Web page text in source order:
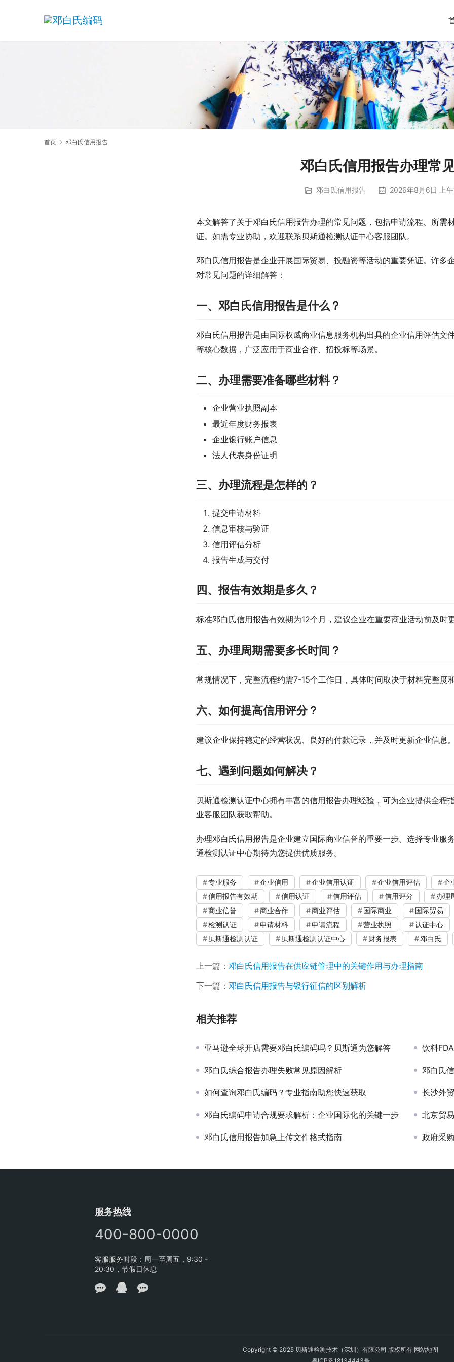
首页 邓白氏信用报告
邓白氏信用报告办理常
邓白氏信用报告 2026年8月6日 上
本文解答了关于邓白氏信用报告办理的常见问题，包括申请流程、所需
证。如需专业协助，欢迎联系贝斯通检测认证中心客服团队。
邓白氏信用报告是企业开展国际贸易、投融资等活动的重要凭证。许多
对常见问题的详细解答：
一、邓白氏信用报告是什么？
邓白氏信用报告是由国际权威商业信息服务机构出具的企业信用评估文
等核心数据，广泛应用于商业合作、招投标等场景。
二、办理需要准备哪些材料？
企业营业执照副本
最近年度财务报表
企业银行账户信息
法人代表身份证明
三、办理流程是怎样的？
提交申请材料
信息审核与验证
信用评估分析
报告生成与交付
四、报告有效期是多久？
标准邓白氏信用报告有效期为12个月，建议企业在重要商业活动前及时更
五、办理周期需要多长时间？
常规情况下，完整流程约需7-15个工作日，具体时间取决于材料完整度
六、如何提高信用评分？
建议企业保持稳定的经营状况、良好的付款记录，并及时更新企业信息
七、遇到问题如何解决？
贝斯通检测认证中心拥有丰富的信用报告办理经验，可为企业提供全程
业客服团队获取帮助。
办理邓白氏信用报告是企业建立国际商业信誉的重要一步。选择专业服
通检测认证中心期待为您提供优质服务。
专业服务 企业信用 企业信用认证 企业信用评估 企
信用报告有效期
信用认证 信用评估 信用评分 办理
商业信誉
商业合作 商业评估 国际商业 国际贸易
检测认证
申请材料 申请流程 营业执照 认证中心
贝斯通检测认证
贝斯通检测认证中心 财务报表 邓白氏
上一篇： 邓白氏信用报告在供应链管理中的关键作用与办理指南
下一篇： 邓白氏信用报告与银行征信的区别解析
相关推荐
亚马逊全球开店需要邓白氏编码吗？贝斯通为您解答 饮料FDA
邓白氏综合报告办理失败常见原因解析 邓白氏
如何查询邓白氏编码？专业指南助您快速获取 长沙外贸
邓白氏编码申请合规要求解析：企业国际化的关键一步 北京贸
邓白氏信用报告加急上传文件格式指南 政府采购
服务热线
400-800-0000
客服服务时段：周一至周五，9:30 -
20:30，节假日休息
Copyright © 2025 贝斯通检测技术（深圳）有限公司 版权所有 网站地图